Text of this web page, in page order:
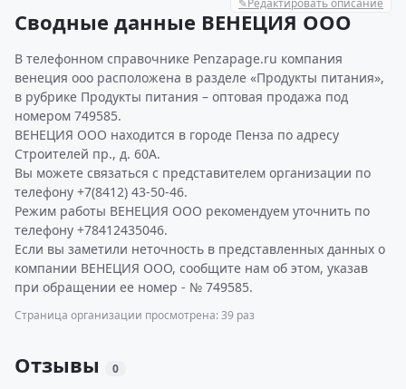
✎Редактировать описание
Сводные данные ВЕНЕЦИЯ ООО
В телефонном справочнике Penzapage.ru компания
венеция ооо расположена в разделе «Продукты питания»,
в рубрике Продукты питания – оптовая продажа под
номером 749585.
ВЕНЕЦИЯ ООО находится в городе Пенза по адресу
Строителей пр., д. 60А.
Вы можете связаться с представителем организации по
телефону +7(8412) 43-50-46.
Режим работы ВЕНЕЦИЯ ООО рекомендуем уточнить по
телефону +78412435046.
Если вы заметили неточность в представленных данных о
компании ВЕНЕЦИЯ ООО, сообщите нам об этом, указав
при обращении ее номер - № 749585.
Страница организации просмотрена: 39 раз
Отзывы 0